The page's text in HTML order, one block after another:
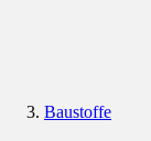
Baustoffe